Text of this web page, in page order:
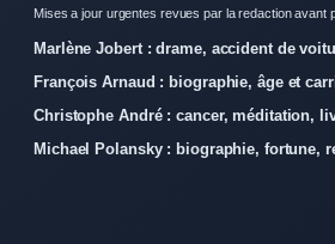
Mises a jour urgentes revues par la redaction avant
Marlène Jobert : drame, accident de
François Arnaud : biographie, âge et
Christophe André : cancer, méditation,
Michael Polansky : biographie, fortune,